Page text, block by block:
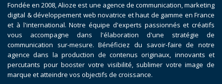
Fondée en 2008, Alioze est une agence de communication, marketing
digital & développement web novatrice et haut de gamme en France
et à l'international. Notre équipe d'experts passionnés et créatifs
vous accompagne dans l'élaboration d'une stratégie de
communication sur-mesure. Bénéficiez du savoir-faire de notre
agence dans la production de contenus originaux, innovants et
percutants pour booster votre visibilité, sublimer votre image de
marque et atteindre vos objectifs de croissance.